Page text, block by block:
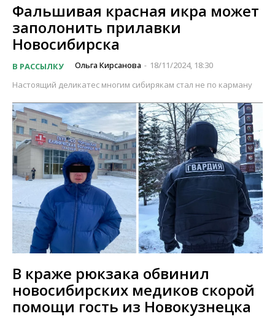
Фальшивая красная икра может
заполонить прилавки
Новосибирска
В РАССЫЛКУ Ольга Кирсанова - 18/11/2024, 18:30
Настоящий деликатес многим сибирякам стал не по карману
В краже рюкзака обвинил
новосибирских медиков скорой
помощи гость из Новокузнецка